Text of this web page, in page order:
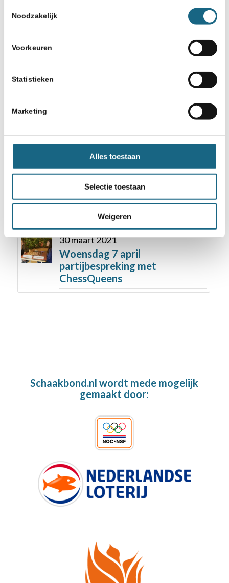
Noodzakelijk
Voorkeuren
Statistieken
Marketing
Alles toestaan
Selectie toestaan
Weigeren
Uitslag Summer Challenge #4
Wereldschaakdag en de actie
Topdrukte op het Erasmiaans
Schaakfestijn voor
basisscholen Rotterdam
9 juni 2018
KinderCampus Hilversum pakt
verrassend de NK titel
Basisonderwijs
30 maart 2021
Woensdag 7 april
partijbespreking met
ChessQueens
Schaakbond.nl wordt mede mogelijk
gemaakt door: